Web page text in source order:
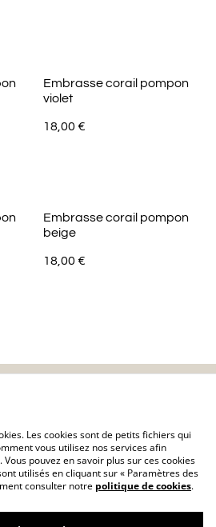
Embrasse corail pompon
violet
18,00 €
Embrasse corail pompon
beige
18,00 €
Les cookies sont de petits fichiers qui
vous utilisez nos services afin
pouvez en savoir plus sur ces cookies
utilisés en cliquant sur « Paramètres des
consulter notre politique de cookies.